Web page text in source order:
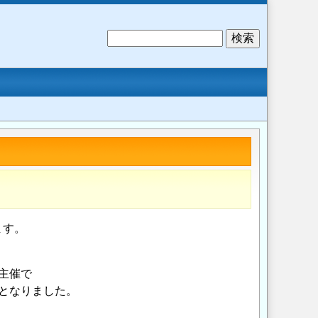
。
催で
なりました。